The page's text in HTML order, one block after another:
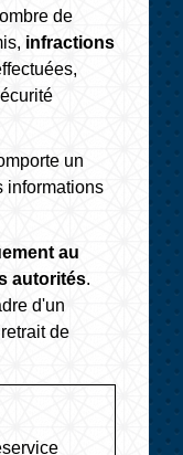
de
infractions
un
informations
au
autorités.
d'un
de